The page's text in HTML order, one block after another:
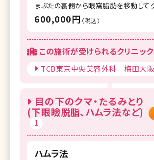
まぶたの裏側から眼窩脂肪を移動して
600,000円 （税込）
この施術が受けられるクリニック
TCB東京中央美容外科 梅田大
目の下のクマ・たるみとり
(下眼瞼脱脂、ハムラ法など)
1
ハムラ法